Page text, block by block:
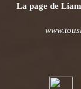
La page de